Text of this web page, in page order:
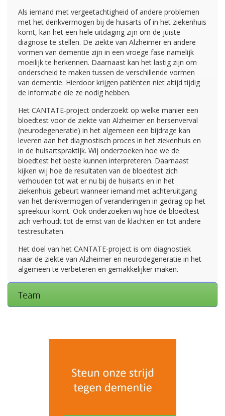
Als iemand met vergeetachtigheid of andere problemen
met het denkvermogen bij de huisarts of in het ziekenhuis
komt, kan het een hele uitdaging zijn om de juiste
diagnose te stellen. De ziekte van Alzheimer en andere
vormen van dementie zijn in een vroege fase namelijk
moeilijk te herkennen. Daarnaast kan het lastig zijn om
onderscheid te maken tussen de verschillende vormen
van dementie. Hierdoor krijgen patiënten niet altijd tijdig
de informatie die ze nodig hebben.
Het CANTATE-project onderzoekt op welke manier een
bloedtest voor de ziekte van Alzheimer en hersenverval
(neurodegeneratie) in het algemeen een bijdrage kan
leveren aan het diagnostisch proces in het ziekenhuis en
in de huisartspraktijk. Wij onderzoeken hoe we de
bloedtest het beste kunnen interpreteren. Daarnaast
kijken wij hoe de resultaten van de bloedtest zich
verhouden tot wat er nu bij de huisarts en in het
ziekenhuis gebeurt wanneer iemand met achteruitgang
van het denkvermogen of veranderingen in gedrag op het
spreekuur komt. Ook onderzoeken wij hoe de bloedtest
zich verhoudt tot de ernst van de klachten en tot andere
testresultaten.
Het doel van het CANTATE-project is om diagnostiek
naar de ziekte van Alzheimer en neurodegeneratie in het
algemeen te verbeteren en gemakkelijker maken.
Team